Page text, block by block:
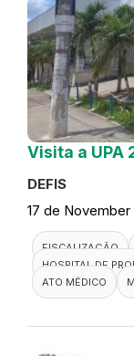
Visita a UPA
DEFIS
17 de November
FISCALIZAÇÃO
HOSPITAL DE
ATO MÉDICO